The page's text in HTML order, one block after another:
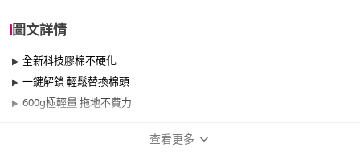
圖文詳情
全新科技膠棉不硬化
一鍵解鎖 輕鬆替換棉頭
600g極輕量 拖地不費力
查看更多